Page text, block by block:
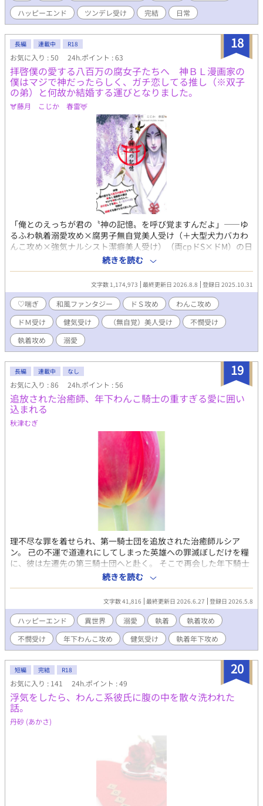
ハッピーエンド
ツンデレ受け 完結 日常
18
長編 連載中 R18
お気に入り : 50 24h.ポイント : 63
拝啓僕の愛する八百万の腐女子たちへ 神ＢＬ漫画家の
僕はマジで神だったらしく、ガチ恋してる推し（※双子
の弟）と何故か結婚する運びとなりました。
🫎藤月 こじか 春雷🦌
「俺とのえっちが君の〝神の記憶〟を呼び覚ますんだよ」――ゆ
るふわ執着溺愛攻め×腐男子無自覚美人受け（＋大型犬力バカわ
んこ攻め×強気ナルシスト潔癖美人受け）（両cpドS×ドM）の日
本神話BL！ 【日本神話をよく知らない方でも楽しくお読み頂ける
ように心がけて書いておりますので、どうぞお気軽に！】 正式タ
イトル『春さる神代の記憶 〜 拝啓僕の愛する八百万の腐女子たち
へ 神ＢＬ漫画家の僕はマジで神だったらしく、ガチ恋してる推
し（※双子の弟）と何故か結婚する運びとなりました。 〜』 ※文
字数制限で全タイトル記載できないので、より多くの方にお手に
取っていただくため、ちょっとずるいですが、内容をよく表した
副題のほうをタイトルにしています。ご了承くださいますと幸い
です。 【あらすじ】 『今は恋人はいないけど、そろそろ結婚はす
信中に大胆な「結婚宣言」をする。 ガチ恋しているその「推し」
の「結婚宣言」をうけ、大人気BL漫画家にして根っからの腐男
子・天春 春月（あまかす はづき）は当然「この世の終わり」ほど
のショックを受けるが、傷も癒えないその日の内に自分の祖父と
母に連れ出されるまま、ある高級日本料亭へ。 するとそこに現
れたのは――なんと春月のガチ恋相手、「推し」のＣｈｉＨａＲ
ｕとその家族であった。 驚く春月に彼らは「五つの真実」を告
げると言い、その中には、まずＣｈｉＨａＲｕが春月の「婚約
者」であること、そして、これまで人間として生きてきた春月の
正体が日本神話に出てくる「神」であること、またＣｈｉＨａＲ
ｕは春月の「双子の弟」にして「運命（さだめ）られた夫神」で
ある、という衝撃の内容が含まれていた。 当然更に驚き困惑する
春月に、同席しているＣｈｉＨａＲｕの父・言葉（ことのは）は
「早く神であることを思い出してほしい」という。 もし春月がこ
のまま神としての記憶を思い出せなければ、向こう百年は日本に
春が来なくなってしまうと衝撃的なことを言われるが――春月が
神の記憶を取り戻すための有力な方法が、ＣｈｉＨａＲｕの愛撫
によって「感じる」ことで……！？ 〝僕は天上春命（アメノウワ
ハルノミコト）――神だ。…たくさんの神々に、人々に愛されて
いる、世界一幸せな男神だ、……僕は、神だった。〟 ※古事記・
日本書紀等を参考にさせていただきましたが、好き勝手改変して
いるところがあるため、歴史物というよりかはフィクション、フ
ァンタジーとしてお楽しみいただければ幸いです。 【2026年3月
より始まった新制度『未管理著作物裁定制度』における意思表示
（念のため）】 非営利・営利を問わず、当作をふくむ当方全作品
においてイラスト・作中内文章はもちろん、表紙絵やあらすじ等
ふくむ作品の一切の無断利用を禁じます（AI学習等含む）。
続きを読む
文字数 1,174,973 最終更新日 2026.8.8 登録日 2025.10.31
♡喘ぎ 和風ファンタジー ドＳ攻め
わんこ攻め
ドＭ受け
健気受け （無自覚）美人受け
不憫受け
執着攻め
溺愛
19
長編 連載中 なし
お気に入り : 86 24h.ポイント : 56
追放された治癒師、年下わんこ騎士の重すぎる愛に囲い
込まれる
秋津むぎ
理不尽な罪を着せられ、第一騎士団を追放された治癒師ルシア
ン。 己の不運で道連れにしてしまった英雄への罪滅ぼしだけを糧
に、彼は左遷先の第三騎士団へと赴く。 そこで再会した年下騎士
リオットは、逃げ場のない執着で彼を丸ごと囲い込んでいく。 そ
の「重すぎる愛」に絆され、ルシアンが再び自分のための居場所
を見つけていく。 すべてを捨てた治癒師が、執着わんこに救い上
げられる、逆転救済ラブストーリー。
続きを読む
文字数 41,816 最終更新日 2026.6.27 登録日 2026.5.8
ハッピーエンド 異世界 溺愛 執着
執着攻め
不憫受け
年下わんこ攻め 健気受け 執着年下攻め
20
短編 完結 R18
お気に入り : 141 24h.ポイント : 49
浮気をしたら、わんこ系彼氏に腹の中を散々洗われた
話。
丹砂 (あかさ)